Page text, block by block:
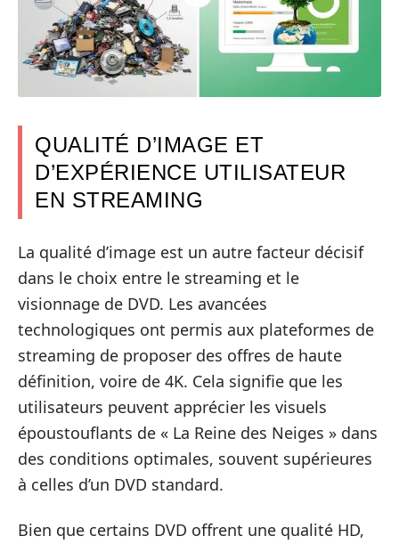
QUALITÉ D’IMAGE ET
D’EXPÉRIENCE UTILISATEUR
EN STREAMING
La qualité d’image est un autre facteur décisif
dans le choix entre le streaming et le
visionnage de DVD. Les avancées
technologiques ont permis aux plateformes de
streaming de proposer des offres de haute
définition, voire de 4K. Cela signifie que les
utilisateurs peuvent apprécier les visuels
époustouflants de « La Reine des Neiges » dans
des conditions optimales, souvent supérieures
à celles d’un DVD standard.
Bien que certains DVD offrent une qualité HD,